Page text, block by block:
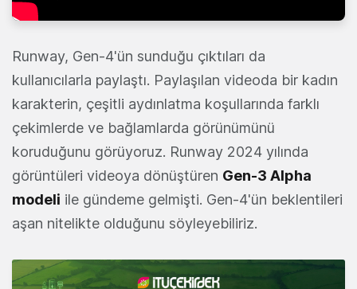
Runway, Gen-4'ün sunduğu çıktıları da
kullanıcılarla paylaştı. Paylaşılan videoda bir kadın
karakterin, çeşitli aydınlatma koşullarında farklı
çekimlerde ve bağlamlarda görünümünü
koruduğunu görüyoruz. Runway 2024 yılında
görüntüleri videoya dönüştüren Gen-3 Alpha
modeli ile gündeme gelmişti. Gen-4'ün beklentileri
aşan nitelikte olduğunu söyleyebiliriz.